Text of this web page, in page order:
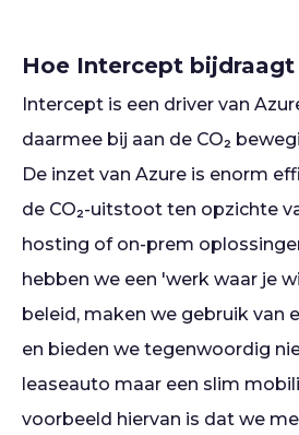
Hoe Intercept bijdraagt
Intercept is een driver van
daarmee bij aan de CO₂
De inzet van Azure is enorm
de CO₂-uitstoot ten opzichte
hosting of on-prem
hebben we een 'werk waar je
beleid, maken we gebruik van
en bieden we tegenwoordig
leaseauto maar een slim
voorbeeld hiervan is dat we